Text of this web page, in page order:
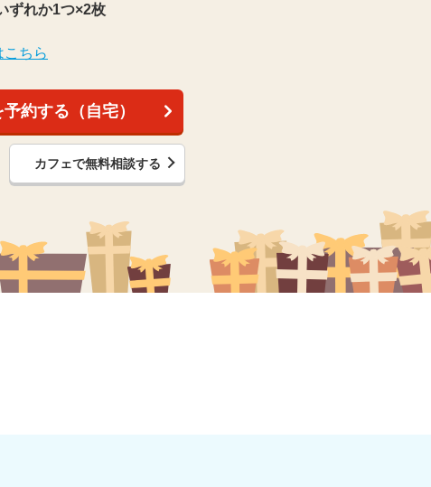
ずれか1つ×2枚
こちら
約する（自宅）
カフェで無料相談する